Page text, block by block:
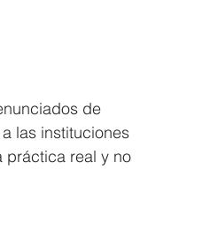
de
las instituciones
práctica real y no